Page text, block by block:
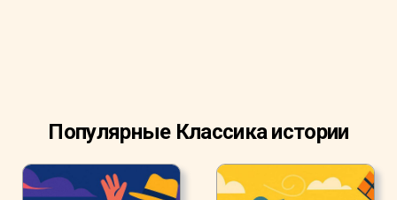
Популярные Классика истории